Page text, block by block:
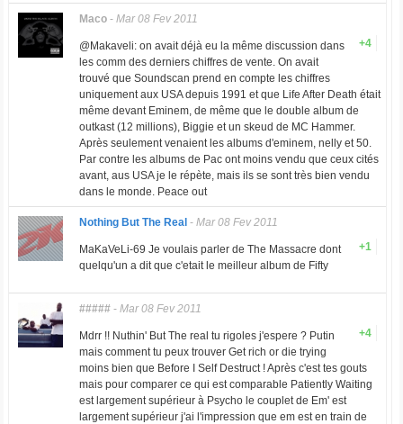
Maco- Mar 08 Fev 2011
+4
@Makaveli: on avait déjà eu la même discussion dans
les comm des derniers chiffres de vente. On avait
trouvé que Soundscan prend en compte les chiffres
uniquement aux USA depuis 1991 et que Life After Death était
même devant Eminem, de même que le double album de
outkast (12 millions), Biggie et un skeud de MC Hammer.
Après seulement venaient les albums d'eminem, nelly et 50.
Par contre les albums de Pac ont moins vendu que ceux cités
avant, aus USA je le répète, mais ils se sont très bien vendu
dans le monde. Peace out
Nothing But The Real - Mar 08 Fev 2011
+1
MaKaVeLi-69 Je voulais parler de The Massacre dont
quelqu'un a dit que c'etait le meilleur album de Fifty
#####- Mar 08 Fev 2011
+4
Mdrr !! Nuthin' But The real tu rigoles j'espere ? Putin
mais comment tu peux trouver Get rich or die trying
moins bien que Before I Self Destruct ! Après c'est tes gouts
mais pour comparer ce qui est comparable Patiently Waiting
est largement supérieur à Psycho le couplet de Em' est
largement supérieur j'ai l'impression que em est en train de